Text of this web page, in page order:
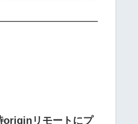
originリモートにプ